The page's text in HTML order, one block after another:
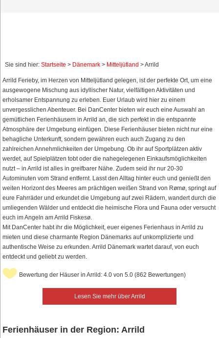
Sie sind hier: Startseite > Dänemark > Mitteljütland > Arrild
Arrild Ferieby, im Herzen von Mitteljütland gelegen, ist der perfekte Ort, um eine
ausgewogene Mischung aus idyllischer Natur, vielfältigen Aktivitäten und
erholsamer Entspannung zu erleben. Euer Urlaub wird hier zu einem
unvergesslichen Abenteuer. Bei DanCenter bieten wir euch eine Auswahl an
gemütlichen Ferienhäusern in Arrild an, die sich perfekt in die entspannte
Atmosphäre der Umgebung einfügen. Diese Ferienhäuser bieten nicht nur eine
behagliche Unterkunft, sondern gewähren euch auch Zugang zu den
zahlreichen Annehmlichkeiten der Umgebung. Ob ihr auf Sportplätzen aktiv
werdet, auf Spielplätzen tobt oder die nahegelegenen Einkaufsmöglichkeiten
nutzt – in Arrild ist alles in greifbarer Nähe. Zudem seid ihr nur 20-30
Autominuten vom Strand entfernt. Lasst den Alltag hinter euch und genießt den
weiten Horizont des Meeres am prächtigen weißen Strand von Rømø, springt auf
eure Fahrräder und erkundet die Umgebung auf zwei Rädern, wandert durch die
umliegenden Wälder und entdeckt die heimische Flora und Fauna oder versucht
euch im Angeln am Arrild Fiskesø.
Mit DanCenter habt ihr die Möglichkeit, euer eigenes Ferienhaus in Arrild zu
mieten und diese charmante Region Dänemarks auf unkomplizierte und
authentische Weise zu erkunden. Arrild Dänemark wartet darauf, von euch
entdeckt und geliebt zu werden.
Lesen Sie mehr über Arrild
Bewertung der Häuser in Arrild: 4.0 von 5.0 (862 Bewertungen)
Ferienhäuser in der Region: Arrild